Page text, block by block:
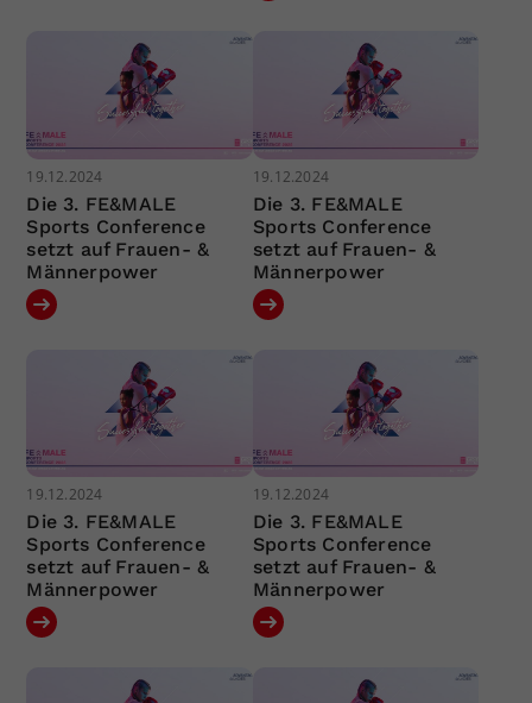
19.12.2024
Die 3. FE&MALE
Sports Conference
setzt auf Frauen- &
Männerpower
19.12.2024
Die 3. FE&MALE
Sports Conference
setzt auf Frauen- &
Männerpower
19.12.2024
Die 3. FE&MALE
Sports Conference
setzt auf Frauen- &
Männerpower
19.12.2024
Die 3. FE&MALE
Sports Conference
setzt auf Frauen- &
Männerpower